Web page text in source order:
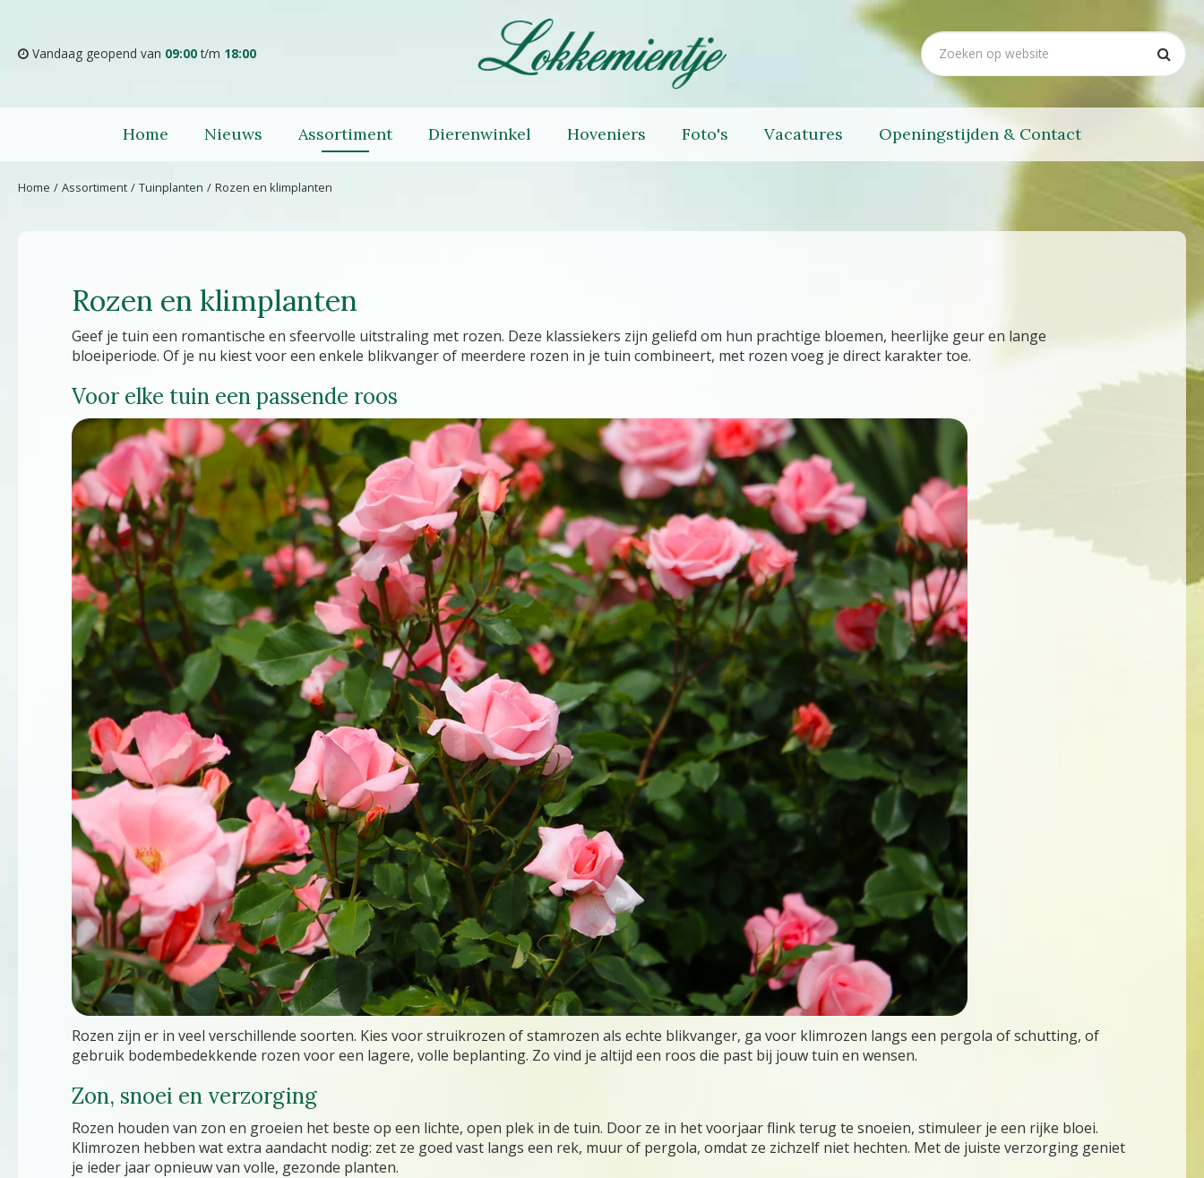
content
Home Assortiment Tuinplanten Rozen en klimplanten
Vandaag geopend van 09:00t/m 18:00
Home Nieuws Assortiment Dierenwinkel Hoveniers Foto's Vacatures Openingstijden & Contact
Rozen en klimplanten
Geef je tuin een romantische en sfeervolle uitstraling met rozen. Deze klassiekers zijn geliefd om hun prachtige bloemen, heerlijke geur en lange
bloeiperiode. Of je nu kiest voor een enkele blikvanger of meerdere rozen in je tuin combineert, met rozen voeg je direct karakter toe.
Voor elke tuin een passende roos
Rozen zijn er in veel verschillende soorten. Kies voor struikrozen of stamrozen als echte blikvanger, ga voor klimrozen langs een pergola of schutting, of
gebruik bodembedekkende rozen voor een lagere, volle beplanting. Zo vind je altijd een roos die past bij jouw tuin en wensen.
Zon, snoei en verzorging
Rozen houden van zon en groeien het beste op een lichte, open plek in de tuin. Door ze in het voorjaar flink terug te snoeien, stimuleer je een rijke bloei.
Klimrozen hebben wat extra aandacht nodig: zet ze goed vast langs een rek, muur of pergola, omdat ze zichzelf niet hechten. Met de juiste verzorging geniet
je ieder jaar opnieuw van volle, gezonde planten.